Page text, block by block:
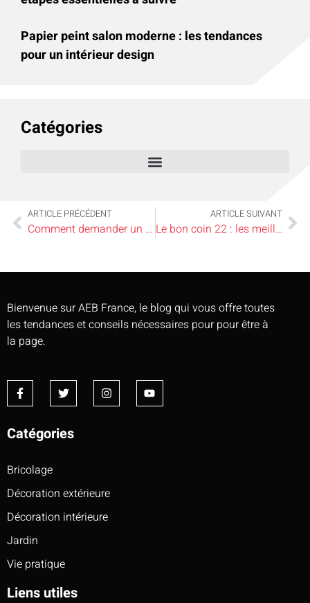
Papier peint salon moderne : les tendances
pour un intérieur design
Catégories
ARTICLE PRÉCÉDENT
Comment demander un débarras d’électroménager à domicile ?
ARTICLE SUIVANT
Le bon coin 22 : les meilleures astuces pour réussir vos transactions locales
Bienvenue sur AEB France, le blog qui vous offre toutes
les tendances et conseils nécessaires pour pour être à
la page.
Catégories
Bricolage
Décoration extérieure
Décoration intérieure
Jardin
Vie pratique
Liens utiles